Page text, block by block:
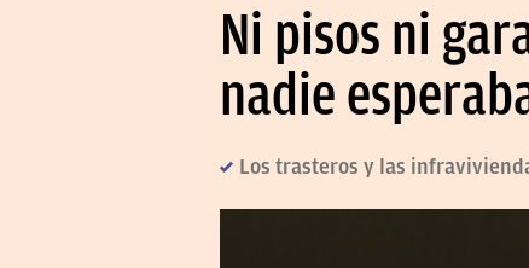
Ni pisos ni
nadie
Los trasteros y las